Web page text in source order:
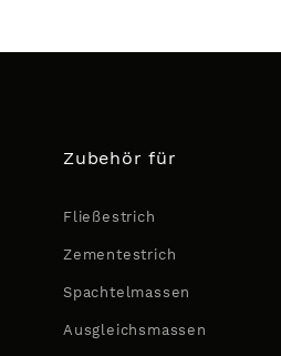
Zubehör für
Fließestrich
Zementestrich
Spachtelmassen
Ausgleichsmassen